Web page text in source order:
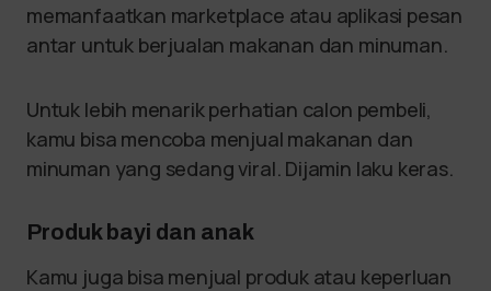
memanfaatkan marketplace atau aplikasi pesan
antar untuk berjualan makanan dan minuman.
Untuk lebih menarik perhatian calon pembeli,
kamu bisa mencoba menjual makanan dan
minuman yang sedang viral. Dijamin laku keras.
Produk bayi dan anak
Kamu juga bisa menjual produk atau keperluan